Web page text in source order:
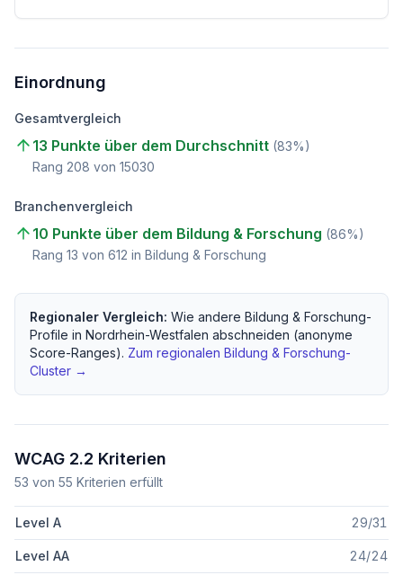
Einordnung
Gesamtvergleich
13 Punkte über dem Durchschnitt (83%)
Rang 208 von 15030
Branchenvergleich
10 Punkte über dem Bildung & Forschung (86%)
Rang 13 von 612 in Bildung & Forschung
Regionaler Vergleich: Wie andere Bildung & Forschung-
Profile in Nordrhein-Westfalen abschneiden (anonyme
Score-Ranges). Zum regionalen Bildung & Forschung-
Cluster →
WCAG 2.2 Kriterien
53 von 55 Kriterien erfüllt
Level A 29/31
Level AA 24/24